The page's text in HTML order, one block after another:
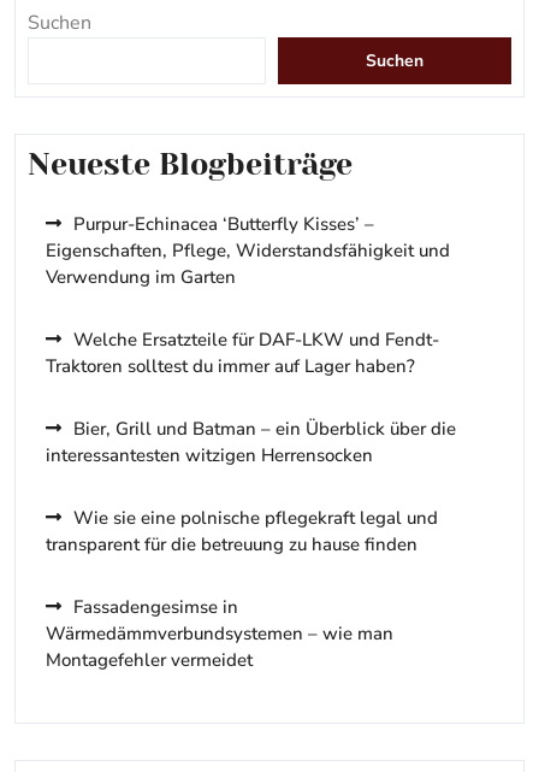
Suchen
Suchen
Neueste Blogbeiträge
Purpur-Echinacea ‘Butterfly Kisses’ –
Eigenschaften, Pflege, Widerstandsfähigkeit und
Verwendung im Garten
Welche Ersatzteile für DAF-LKW und Fendt-
Traktoren solltest du immer auf Lager haben?
Bier, Grill und Batman – ein Überblick über die
interessantesten witzigen Herrensocken
Wie sie eine polnische pflegekraft legal und
transparent für die betreuung zu hause finden
Fassadengesimse in
Wärmedämmverbundsystemen – wie man
Montagefehler vermeidet